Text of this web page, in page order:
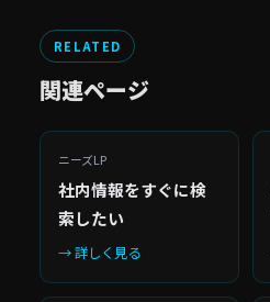
RELATED
関連ページ
ニーズLP
社内情報をすぐに検
索したい
→ 詳しく見る